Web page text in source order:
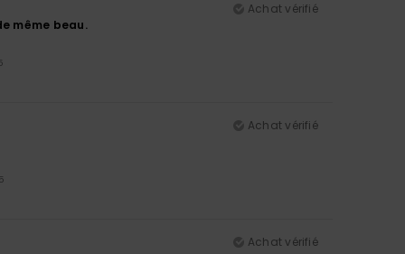
Achat vérifié
même beau.
Achat vérifié
Achat vérifié